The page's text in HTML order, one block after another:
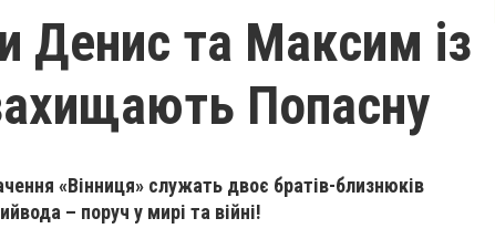
Денис та Максим із
Попасну
«Вінниця» служать двоє братів-близнюків
– поруч у мирі та війні!